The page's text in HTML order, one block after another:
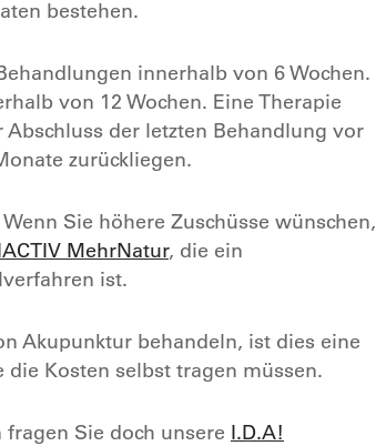
bestehen.
innerhalb von 6 Wochen.
von 12 Wochen. Eine Therapie
der letzten Behandlung vor
zurückliegen.
Sie höhere Zuschüsse wünschen,
MehrNatur, die ein
ist.
Akupunktur behandeln, ist dies eine
die Kosten selbst tragen müssen.
Sie doch unsere I.D.A!